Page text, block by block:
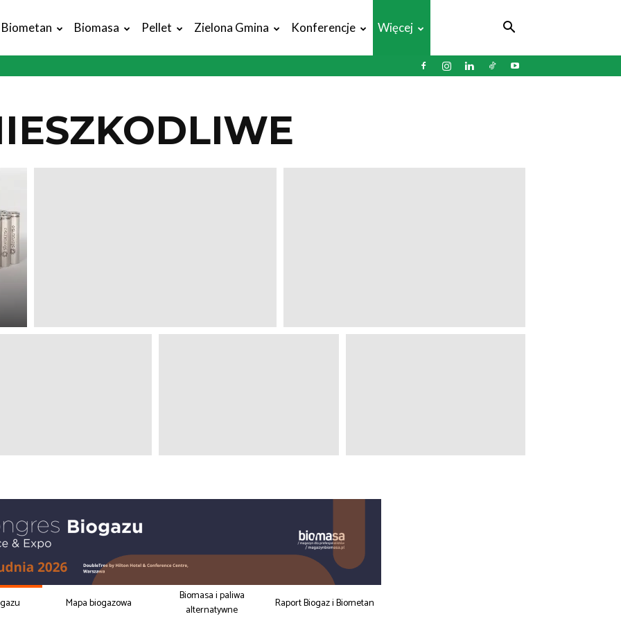
Biometan Biomasa Pellet Zielona Gmina Konferencje Więcej
Mapa biogazowa
Biomasa i paliwa
alternatywne
Raport Biogaz i Biometan